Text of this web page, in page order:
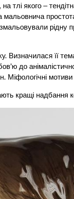
тлі якого –
мальовнича
рідну
її
до
кращі надбання